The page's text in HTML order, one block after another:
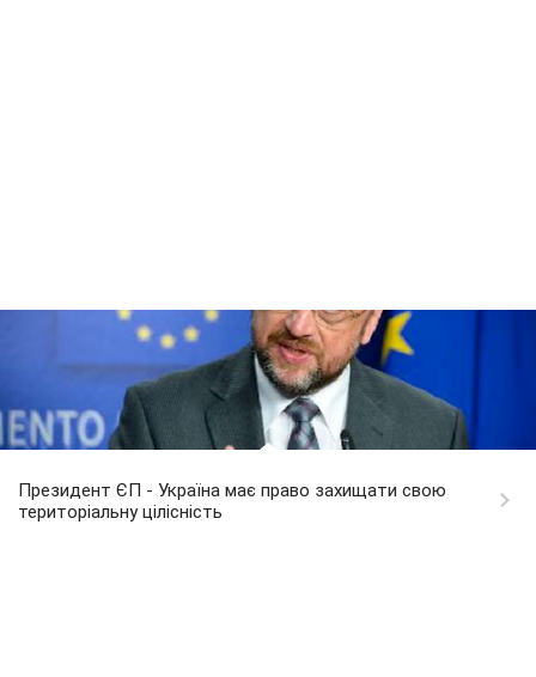
Президент ЄП - Україна має право захищати свою
територіальну цілісність